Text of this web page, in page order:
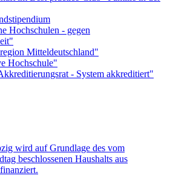
wird auf Grundlage des vom
beschlossenen Haushalts aus